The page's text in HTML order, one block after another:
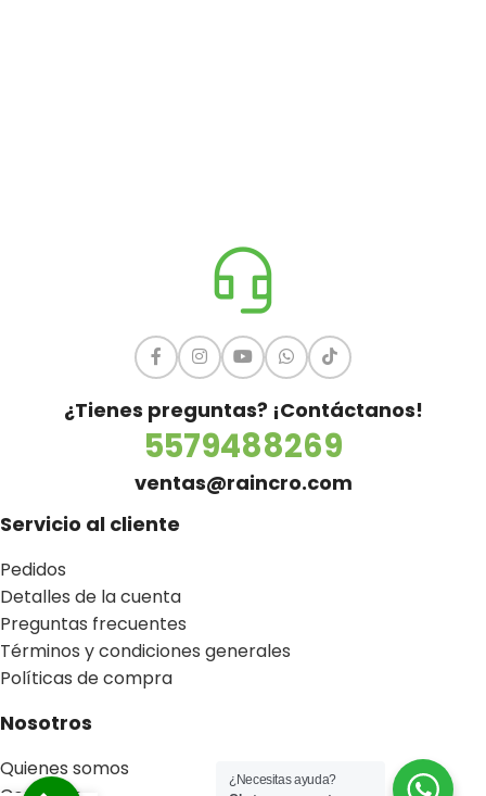
¿Tienes preguntas? ¡Contáctanos!
5579488269
ventas@raincro.com
Servicio al cliente
Pedidos
Detalles de la cuenta
Preguntas frecuentes
Términos y condiciones generales
Políticas de compra
Nosotros
Quienes somos
¿Necesitas ayuda?